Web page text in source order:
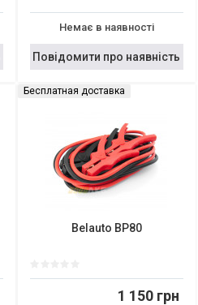
Немає в наявності
Повідомити про наявність
Бесплатная доставка
Belauto BP80
1 150 грн